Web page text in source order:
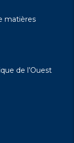
matières
de l’Ouest